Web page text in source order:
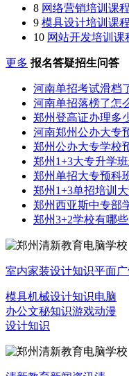
8 网络营销培训课程
9 模具设计培训课程
10 网站开发培训课
更多 报名答疑招生问答
河南单招考试滑档
河南单招落榜了怎
郑州登高证办理多
河南郑州公办大专
郑州公办大专学校
郑州1+3大专升学
郑州单招大专预科
郑州1+3单招培训
郑州西亚斯中专部
郑州3+2学校有哪
室内家装设计知识平面
模具机械设计知识电脑
办公文秘知识游戏动漫
设计知识